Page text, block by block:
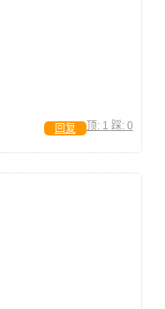
顶: 1 踩: 0
回复